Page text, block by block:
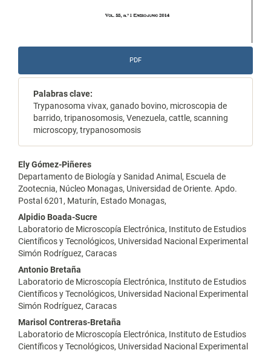
PDF
Palabras clave:
Trypanosoma vivax, ganado bovino, microscopia de
barrido, tripanosomosis, Venezuela, cattle, scanning
microscopy, trypanosomosis
Contenido
principal
del
artículo
Ely Gómez-Piñeres
Departamento de Biología y Sanidad Animal, Escuela de
Zootecnia, Núcleo Monagas, Universidad de Oriente. Apdo.
Postal 6201, Maturín, Estado Monagas,
Alpidio Boada-Sucre
Laboratorio de Microscopía Electrónica, Instituto de Estudios
Científicos y Tecnológicos, Universidad Nacional Experimental
Simón Rodríguez, Caracas
Antonio Bretaña
Laboratorio de Microscopía Electrónica, Instituto de Estudios
Científicos y Tecnológicos, Universidad Nacional Experimental
Simón Rodríguez, Caracas
Marisol Contreras-Bretaña
Laboratorio de Microscopía Electrónica, Instituto de Estudios
Científicos y Tecnológicos, Universidad Nacional Experimental